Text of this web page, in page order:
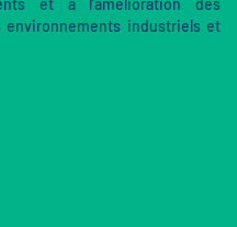
et à l’amélioration des
industriels et